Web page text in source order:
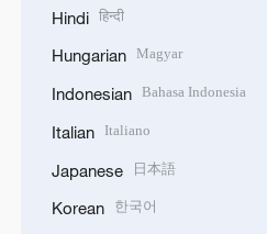
Hindi हिन्दी
Hungarian Magyar
Indonesian Bahasa Indonesia
Italian Italiano
Japanese 日本語
Korean 한국어